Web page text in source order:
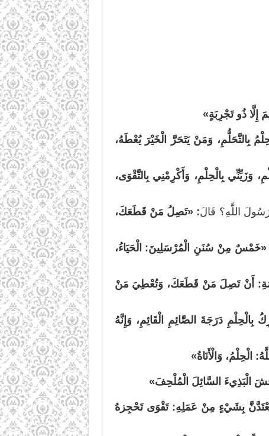
إِلَّا ذُو تَجْرِبَةٍ»
بِالتَّحَلُّمِ، وَمَنْ يَتَحَرَّ الْخَيْرَ يُعْطَهُ،
وَزَيِّنِّي بِالْحِلْمِ، وَأَكْرِمْنِي بِالتَّقْوَى،
اللَّهِ؟ قَالَ: «تَصِلُ مَنْ قَطَعَكَ،
«خَمْسٌ مِنْ سُنَنِ الْمُرْسَلِينَ: الْحَيَاءُ،
أَنْ تَصِلَ مَنْ قَطَعَكَ، وَتُعْطِيَ مَنْ
بِالْحِلْمِ دَرَجَةَ الصَّائِمِ الْقَائِمِ، وَإِنَّهُ
الْحِلْمُ، وَالْأَنَاةُ»
الْبَذِيءَ السَّائِلَ الْمُلْحِفَ»
بِشَيْءٍ مِنْ عَمَلِهِ: تَقْوَى تَحْجِزهُ